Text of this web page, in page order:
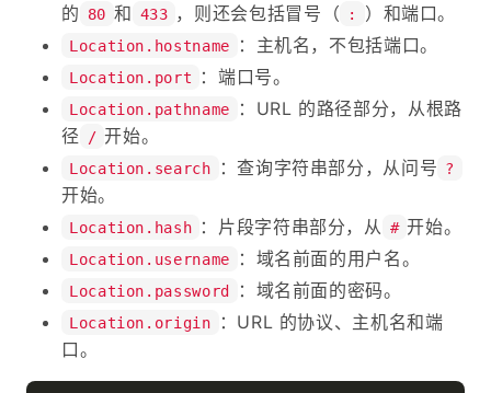
的
80 和 433 ，则还会包括冒号（ : ）和端口。
Location.hostname ：主机名，不包括端口。
Location.port ：端口号。
Location.pathname
：URL 的路径部分，从根路
径
/ 开始。
Location.search ：查询字符串部分，从问号 ?
开始。
Location.hash ：片段字符串部分，从 # 开始。
Location.username ：域名前面的用户名。
Location.password ：域名前面的密码。
Location.origin
：URL 的协议、主机名和端
口。